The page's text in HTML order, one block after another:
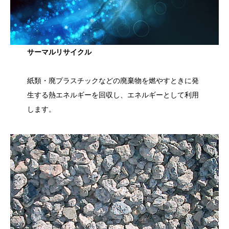
サーマルリサイクル
紙類・廃プラスチックなどの廃棄物を燃やすときに発
生する熱エネルギーを回収し、エネルギーとして利用
します。